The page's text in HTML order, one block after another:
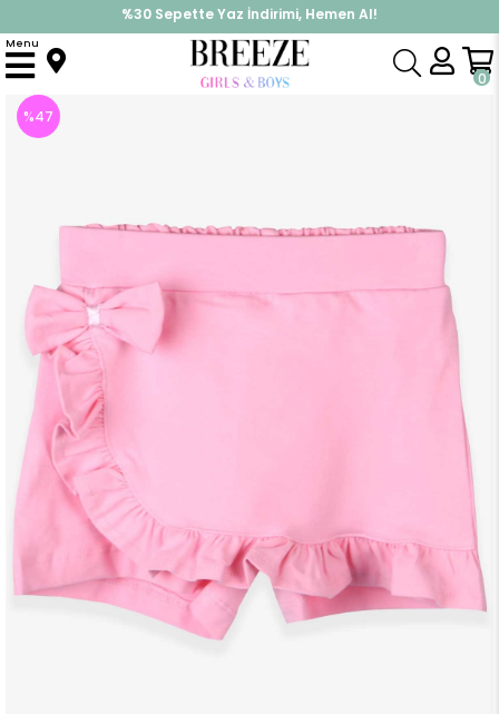
%30 Sepette Yaz İndirimi, Hemen Al!
İndirimlere ek %10 İndirimi Kap, Hemen Üye Ol!
0
Menu
Anasayfa Alt Giyim Kapri & Şort Kız Bebek Etek Şort Fırfırlı Fiyonklu Pudra (1.5 Yaş)
%47